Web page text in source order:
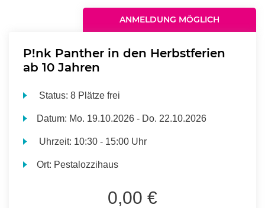
ANMELDUNG MÖGLICH
P!nk Panther in den Herbstferien
ab 10 Jahren
Status:8 Plätze frei
Datum: Mo. 19.10.2026 - Do. 22.10.2026
Uhrzeit: 10:30 - 15:00 Uhr
Ort: Pestalozzihaus
0,00 €